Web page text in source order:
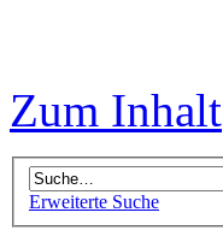
Zum Inhalt
Erweiterte Suche